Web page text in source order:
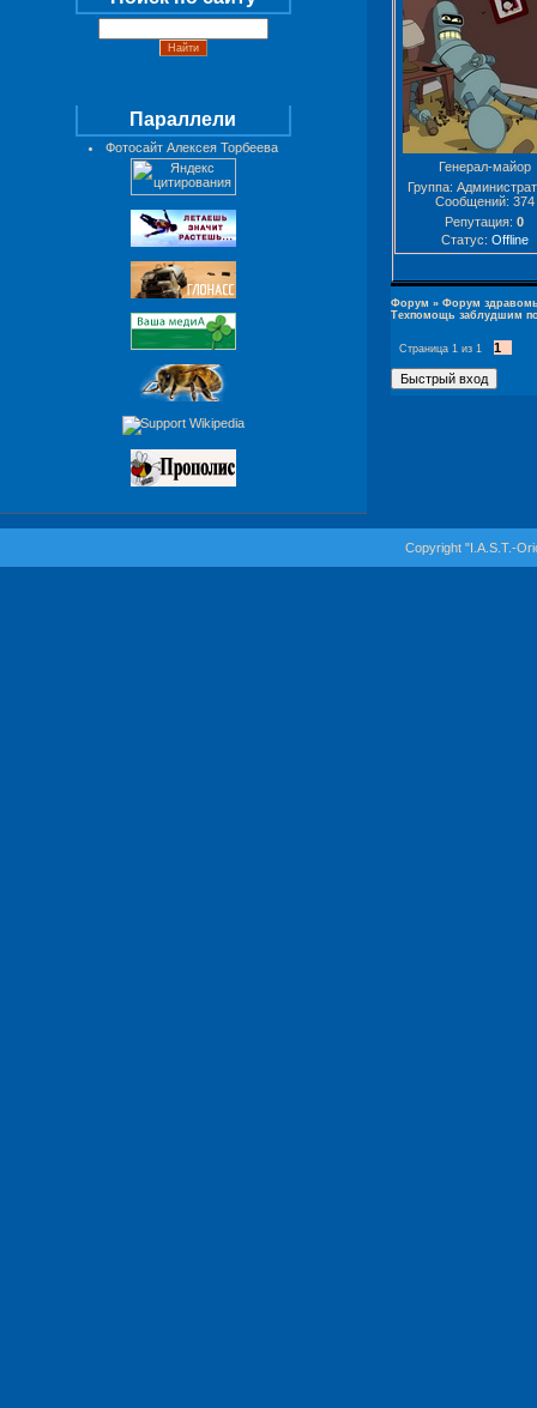
Параллели
Фотосайт Алексея Торбеева
Генерал-майор
Группа:
Сообщений: 374
Репутация:0
Статус: Offline
Форум » Форум
Техпомощь заблудшим
Страница 1 из 1 1
Copyright "I.A.S.T.-